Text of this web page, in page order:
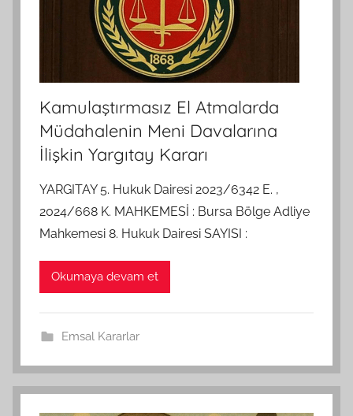
Kamulaştırmasız El Atmalarda
Müdahalenin Meni Davalarına
İlişkin Yargıtay Kararı
YARGITAY 5. Hukuk Dairesi 2023/6342 E. ,
2024/668 K. MAHKEMESİ : Bursa Bölge Adliye
Mahkemesi 8. Hukuk Dairesi SAYISI :
Okumaya devam et
Emsal Kararlar